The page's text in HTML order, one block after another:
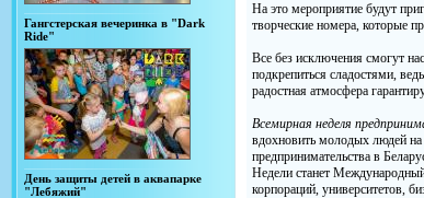
Гангстерская вечеринка в "Dark
Ride"
День защиты детей в аквапарке
"Лебяжий"
На это мероприятие будут
творческие номера, которые
Все без исключения смогут
подкрепиться сладостями,
радостная атмосфера
Всемирная неделя
вдохновить молодых людей на
предпринимательства в
Недели станет Международный
корпораций, университетов,